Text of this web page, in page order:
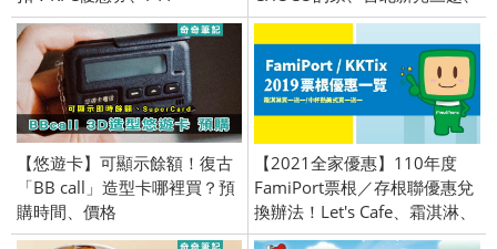
微風北車店、台中新光三越、
咖啡廳、商品
【悠遊卡】可顯示餘額！復古
「BB call」造型卡哪裡買？預
購時間、價格
【2021全家優惠】110年度
FamiPort票根／存根聯優惠兌
換辦法！Let's Cafe、霜淇淋、
全家便利商店